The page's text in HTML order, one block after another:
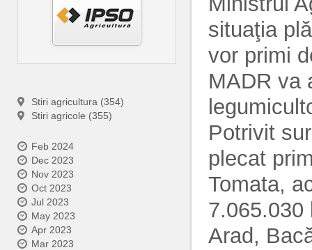
Stiri agricultura (354)
Stiri agricole (355)
Feb 2024
Dec 2023
Nov 2023
Oct 2023
Jul 2023
May 2023
Apr 2023
Mar 2023
situaţia
vor primi
MADR va
Potrivit
plecat
Tomata,
7.065.030
Arad,